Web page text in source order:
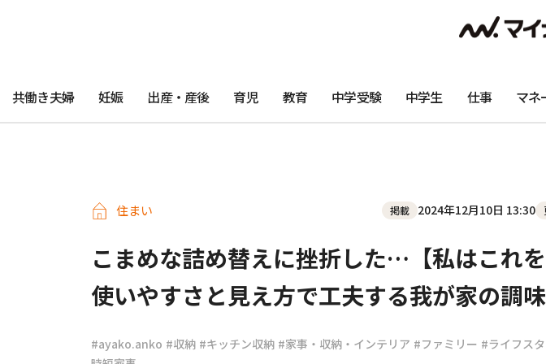
共働き夫婦 妊娠 出産・産後 育児 教育 中学受験 中学生 仕事 マネ
住まい 掲載 2024年12月10日 13:30
こまめな詰め替えに挫折した…【私はこれを
使いやすさと見え方で工夫する我が家の調
#ayako.anko #収納 #キッチン収納 #家事・収納・インテリア #ファミリー #ライフス